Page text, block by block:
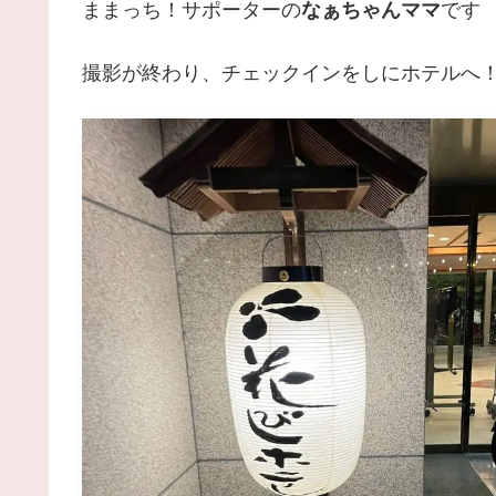
ままっち！サポーターのなぁちゃんママです
撮影が終わり、チェックインをしにホテルへ